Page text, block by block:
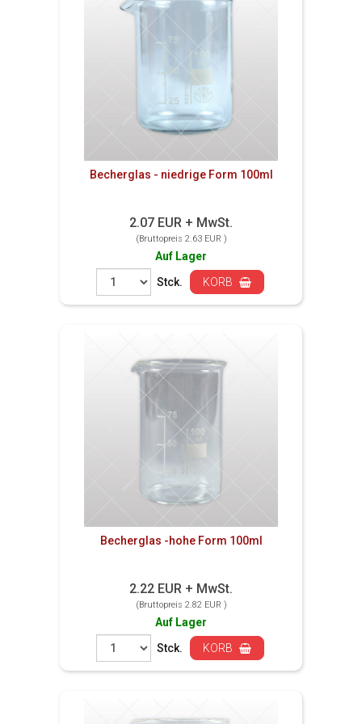
Becherglas - niedrige Form 100ml
2.07 EUR + MwSt.
(Bruttopreis 2.63 EUR )
Auf Lager
Stck.
KORB
Becherglas -hohe Form 100ml
2.22 EUR + MwSt.
(Bruttopreis 2.82 EUR )
Auf Lager
Stck.
KORB